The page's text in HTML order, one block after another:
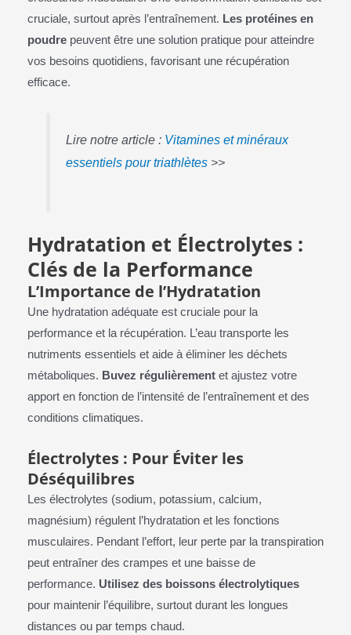
cruciale, surtout après l’entraînement. Les protéines en
poudrepeuvent être une solution pratique pour atteindre
vos besoins quotidiens, favorisant une récupération
efficace.
Lire notre article : Vitamines et minéraux
essentiels pour triathlètes>>
Hydratation et Électrolytes :
Clés de la Performance
L’Importance de l’Hydratation
Une hydratation adéquate est cruciale pour la
performance et la récupération. L’eau transporte les
nutriments essentiels et aide à éliminer les déchets
métaboliques. Buvez régulièrementet ajustez votre
apport en fonction de l’intensité de l’entraînement et des
conditions climatiques.
Électrolytes : Pour Éviter les
Déséquilibres
Les électrolytes (sodium, potassium, calcium,
magnésium) régulent l’hydratation et les fonctions
musculaires. Pendant l’effort, leur perte par la transpiration
peut entraîner des crampes et une baisse de
performance. Utilisez des boissons électrolytiques
pour maintenir l’équilibre, surtout durant les longues
distances ou par temps chaud.